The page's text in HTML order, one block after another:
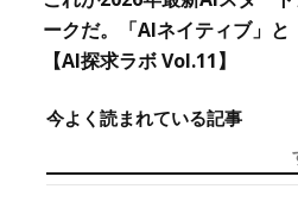
ークだ。「AIネイティブ」と
【AI探求ラボ Vol.11】
今よく読まれている記事